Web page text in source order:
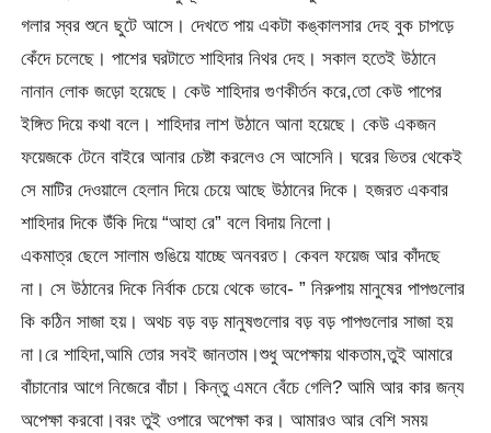
গলার স্বর শুনে ছুটে আসে। দেখতে পায় একটা কঙ্কালসার দেহ বুক চাপড়ে
কেঁদে চলেছে। পাশের ঘরটাতে শাহিদার নিথর দেহ। সকাল হতেই উঠানে
নানান লোক জড়ো হয়েছে। কেউ শাহিদার গুণকীর্তন করে,তো কেউ পাপের
ইঙ্গিত দিয়ে কথা বলে। শাহিদার লাশ উঠানে আনা হয়েছে। কেউ একজন
ফয়েজকে টেনে বাইরে আনার চেষ্টা করলেও সে আসেনি। ঘরের ভিতর থেকেই
সে মাটির দেওয়ালে হেলান দিয়ে চেয়ে আছে উঠানের দিকে। হজরত একবার
শাহিদার দিকে উঁকি দিয়ে “আহা রে” বলে বিদায় নিলো।
একমাত্র ছেলে সালাম গুঙিয়ে যাচ্ছে অনবরত। কেবল ফয়েজ আর কাঁদছে
না। সে উঠানের দিকে নির্বাক চেয়ে থেকে ভাবে- ” নিরুপায় মানুষের পাপগুলোর
কি কঠিন সাজা হয়। অথচ বড় বড় মানুষগুলোর বড় বড় পাপগুলোর সাজা হয়
না।রে শাহিদা,আমি তোর সবই জানতাম।শুধু অপেক্ষায় থাকতাম,তুই আমারে
বাঁচানোর আগে নিজেরে বাঁচা। কিন্তু এমনে বেঁচে গেলি? আমি আর কার জন্য
অপেক্ষা করবো।বরং তুই ওপারে অপেক্ষা কর। আমারও আর বেশি সময়